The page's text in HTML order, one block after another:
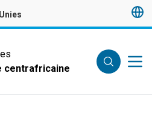
centrafricaine